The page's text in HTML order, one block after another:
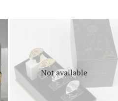
Not available